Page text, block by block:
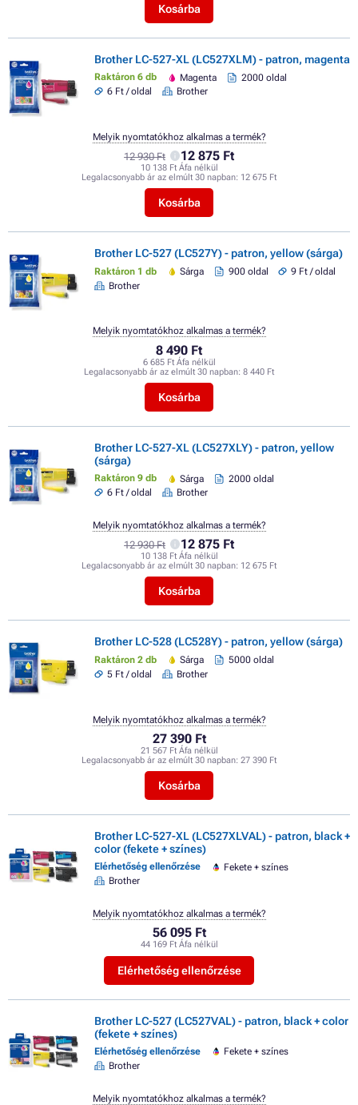
Kosárba
Brother LC-527-XL (LC527XLM) - patron, magenta
Raktáron 6 db Magenta
2000 oldal
6 Ft / oldal
Brother
12 930 Ft 12 875 Ft
10 138 Ft Áfa nélkül
Legalacsonyabb ár az elmúlt 30 napban: 12 675 Ft
Kosárba
Melyik nyomtatókhoz alkalmas a termék?
Brother LC-527 (LC527Y) - patron, yellow (sárga)
Raktáron 1 db Sárga 900 oldal
9 Ft / oldal
Brother
8 490 Ft
6 685 Ft Áfa nélkül
Legalacsonyabb ár az elmúlt 30 napban: 8 440 Ft
Kosárba
Melyik nyomtatókhoz alkalmas a termék?
Brother LC-527-XL (LC527XLY) - patron, yellow
(sárga)
Raktáron 9 db Sárga
2000 oldal
6 Ft / oldal
Brother
12 930 Ft 12 875 Ft
10 138 Ft Áfa nélkül
Legalacsonyabb ár az elmúlt 30 napban: 12 675 Ft
Kosárba
Melyik nyomtatókhoz alkalmas a termék?
Brother LC-528 (LC528Y) - patron, yellow (sárga)
Raktáron 2 db Sárga
5000 oldal
5 Ft / oldal
Brother
27 390 Ft
21 567 Ft Áfa nélkül
Legalacsonyabb ár az elmúlt 30 napban: 27 390 Ft
Kosárba
Melyik nyomtatókhoz alkalmas a termék?
Brother LC-527-XL (LC527XLVAL) - patron, black +
color (fekete + színes)
Elérhetőség ellenőrzése
Fekete + színes
Brother
56 095 Ft
44 169 Ft Áfa nélkül
Elérhetőség ellenőrzése
Melyik nyomtatókhoz alkalmas a termék?
Brother LC-527 (LC527VAL) - patron, black + color
(fekete + színes)
Elérhetőség ellenőrzése
Fekete + színes
Brother
Melyik nyomtatókhoz alkalmas a termék?